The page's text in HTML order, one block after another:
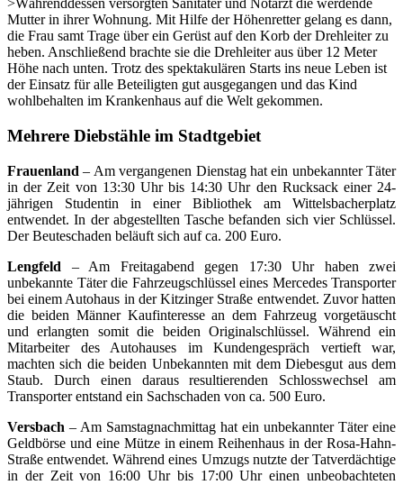
>Währenddessen versorgten Sanitäter und Notarzt die werdende
Mutter in ihrer Wohnung. Mit Hilfe der Höhenretter gelang es dann,
die Frau samt Trage über ein Gerüst auf den Korb der Drehleiter zu
heben. Anschließend brachte sie die Drehleiter aus über 12 Meter
Höhe nach unten. Trotz des spektakulären Starts ins neue Leben ist
der Einsatz für alle Beteiligten gut ausgegangen und das Kind
wohlbehalten im Krankenhaus auf die Welt gekommen.
Mehrere Diebstähle im Stadtgebiet
Frauenland – Am vergangenen Dienstag hat ein unbekannter Täter
in der Zeit von 13:30 Uhr bis 14:30 Uhr den Rucksack einer 24-
jährigen Studentin in einer Bibliothek am Wittelsbacherplatz
entwendet. In der abgestellten Tasche befanden sich vier Schlüssel.
Der Beuteschaden beläuft sich auf ca. 200 Euro.
Lengfeld – Am Freitagabend gegen 17:30 Uhr haben zwei
unbekannte Täter die Fahrzeugschlüssel eines Mercedes Transporter
bei einem Autohaus in der Kitzinger Straße entwendet. Zuvor hatten
die beiden Männer Kaufinteresse an dem Fahrzeug vorgetäuscht
und erlangten somit die beiden Originalschlüssel. Während ein
Mitarbeiter des Autohauses im Kundengespräch vertieft war,
machten sich die beiden Unbekannten mit dem Diebesgut aus dem
Staub. Durch einen daraus resultierenden Schlosswechsel am
Transporter entstand ein Sachschaden von ca. 500 Euro.
Versbach – Am Samstagnachmittag hat ein unbekannter Täter eine
Geldbörse und eine Mütze in einem Reihenhaus in der Rosa-Hahn-
Straße entwendet. Während eines Umzugs nutzte der Tatverdächtige
in der Zeit von 16:00 Uhr bis 17:00 Uhr einen unbeobachteten